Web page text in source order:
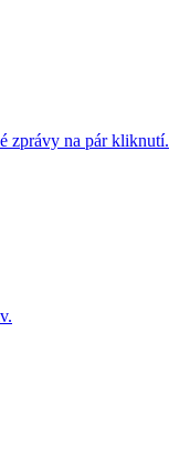
zprávy na pár kliknutí.